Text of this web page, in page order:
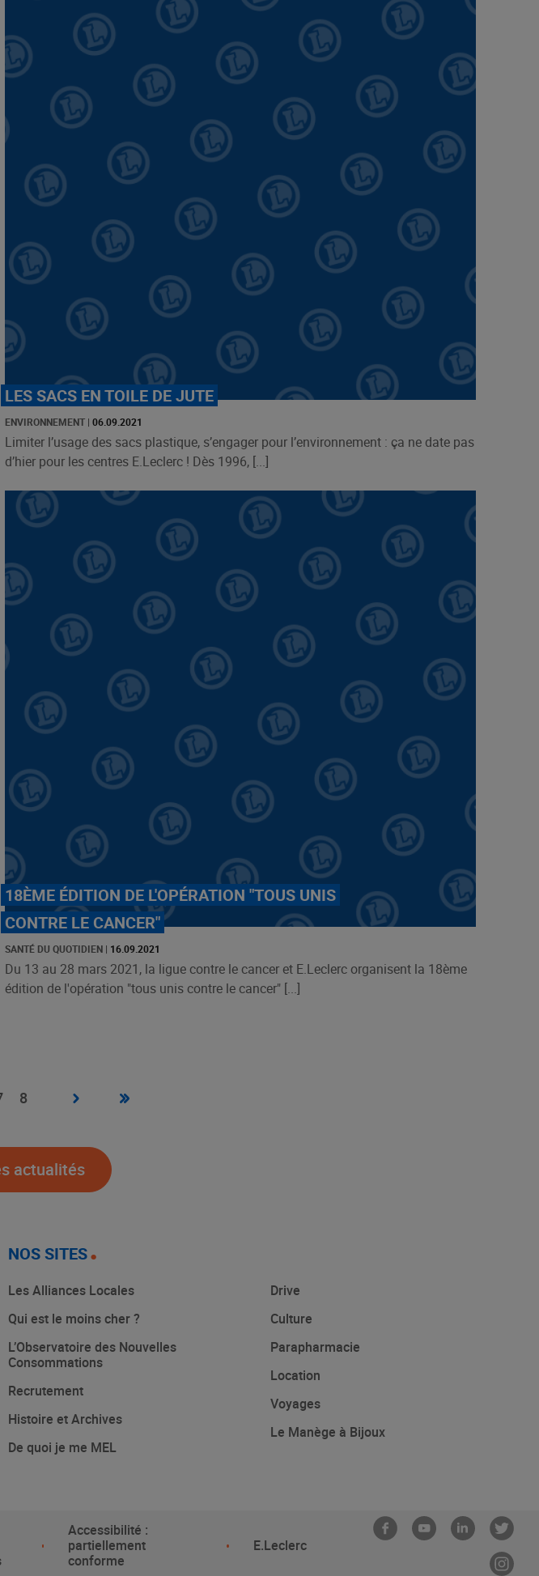
LES SACS EN TOILE DE JUTE
ENVIRONNEMENT | 06.09.2021
Limiter l’usage des sacs plastique, s’engager pour l’environnement : ça ne date pas
d’hier pour les centres E.Leclerc ! Dès 1996, [...]
18ÈME ÉDITION DE L'OPÉRATION "TOUS UNIS
CONTRE LE CANCER"
SANTÉ DU QUOTIDIEN | 16.09.2021
Du 13 au 28 mars 2021, la ligue contre le cancer et E.Leclerc organisent la 18ème
édition de l'opération "tous unis contre le cancer" [...]
Page
8
suivante
Dernière
page
»
actualités
NOS SITES
Les Alliances Locales
Qui est le moins cher ?
L’Observatoire des Nouvelles
Consommations
Recrutement
Histoire et Archives
De quoi je me MEL
Drive
Culture
Parapharmacie
Location
Voyages
Le Manège à Bijoux
Accessibilité :
partiellement
conforme
E.Leclerc